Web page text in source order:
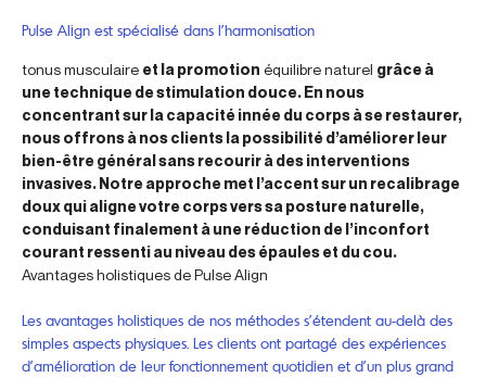
Pulse Align est spécialisé dans l’harmonisation
tonus musculaire et la promotion équilibre naturel grâce à
une technique de stimulation douce. En nous
concentrant sur la capacité innée du corps à se restaurer,
nous offrons à nos clients la possibilité d’améliorer leur
bien-être général sans recourir à des interventions
invasives. Notre approche met l’accent sur un recalibrage
doux qui aligne votre corps vers sa posture naturelle,
conduisant finalement à une réduction de l’inconfort
courant ressenti au niveau des épaules et du cou.
Avantages holistiques de Pulse Align
Les avantages holistiques de nos méthodes s’étendent au-delà des
simples aspects physiques. Les clients ont partagé des expériences
d’amélioration de leur fonctionnement quotidien et d’un plus grand